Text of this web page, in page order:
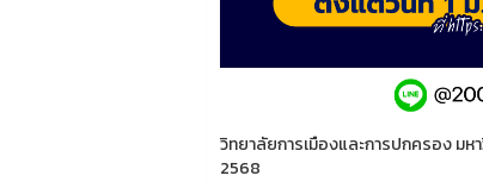
วิทยาลัยการเมืองและการปกครอง ม
2568